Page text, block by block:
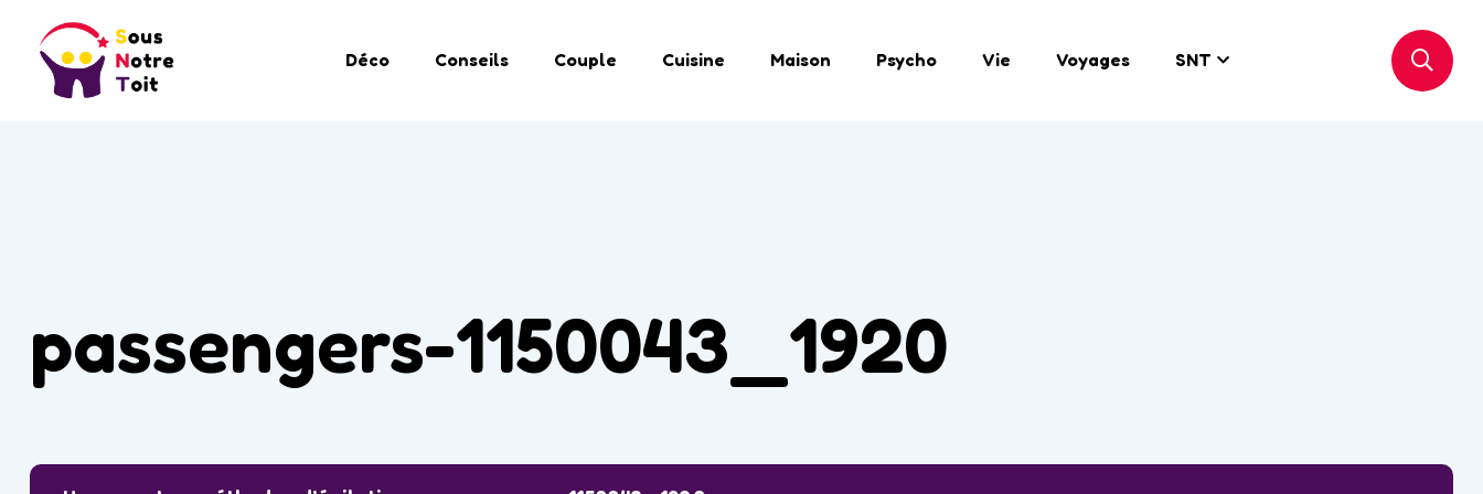
Déco Conseils Couple Cuisine Maison Psycho Vie Voyages SNT
passengers-1150043_1920